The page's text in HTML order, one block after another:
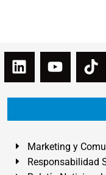
Marketing y
Responsabilidad